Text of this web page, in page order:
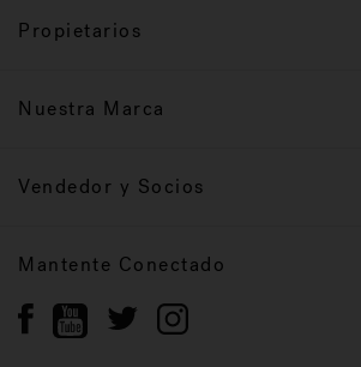
Propietarios
Nuestra Marca
Vendedor y Socios
Mantente Conectado